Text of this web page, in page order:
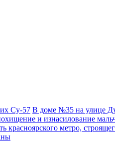
Су-57 В доме №35 на улице
и изнасилование
красноярского метро,